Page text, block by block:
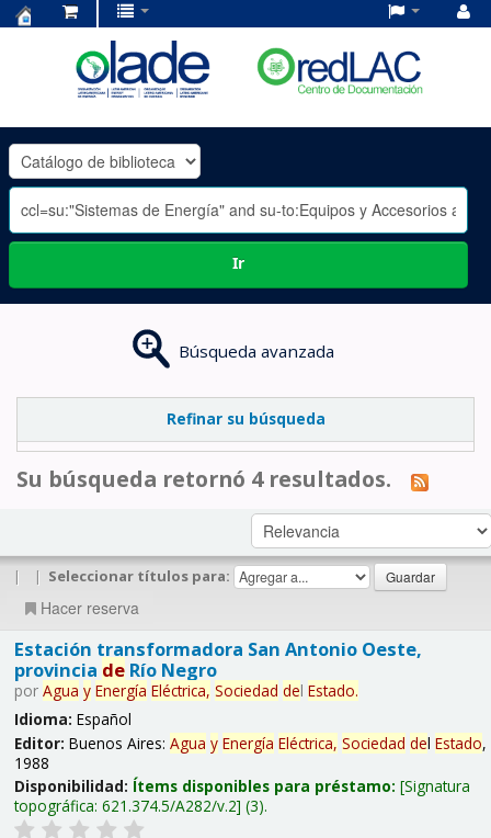
OLADE
-
Ir
Búsqueda avanzada
Refinar su búsqueda
Su búsqueda retornó 4 resultados.
| | Seleccionar títulos para:
Hacer reserva
Estación transformadora San Antonio Oeste,
provincia deRío Negro
por Agua y Energía Eléctrica, Sociedad del Estado.
Idioma: Español
Editor: Buenos Aires: Agua y Energía Eléctrica, Sociedad del Estado,
1988
Disponibilidad: Ítems disponibles para préstamo: Signatura
topográfica: 621.374.5/A282/v.2 (3).